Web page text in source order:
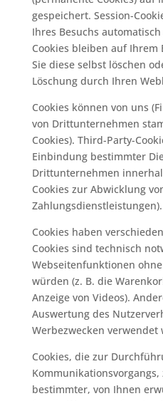
gespeichert. Session-
Ihres Besuchs
Cookies bleiben auf Ihrem
Sie diese selbst löschen
Löschung durch Ihren
Cookies können von uns
von Drittunternehmen
Cookies). Third-Party-
Einbindung bestimmter
Drittunternehmen
Cookies zur Abwicklung
Zahlungsdienstleistungen).
Cookies haben
Cookies sind technisch
Webseitenfunktionen
würden (z. B. die
Anzeige von Videos).
Auswertung des
Werbezwecken verwendet
Cookies, die zur
bestimmter, von Ihnen